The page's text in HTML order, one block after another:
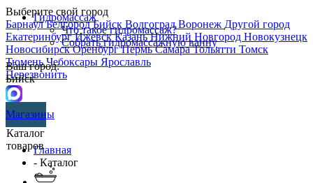
Выберите свой город
БарнаулБелгородБийск ВолгоградВоронеж Другой город
ЕкатеринбургИжевскКазаньНижний Новгород Новокузнецк
НовосибирскОренбургПермьСамараТольятти Томск
ТюменьЧебоксары Ярославль
Перезвонить
Гидромассаж
Что такое гидромассаж?
Собрать гидромассажную ванну
Ваш город:
Бийск
Магазины
Каталог
товаровГлавная
- Каталог